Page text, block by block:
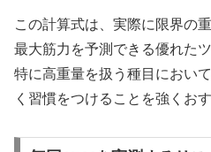
この計算式は、実際に限界の
最大筋力を予測できる優れたツ
特に高重量を扱う種目におい
く習慣をつけることを強くお